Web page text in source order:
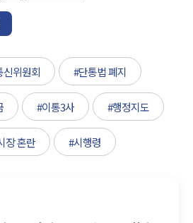
신위원회 #단통법 폐지
#이통3사 #행정지도
장 혼란 #시행령